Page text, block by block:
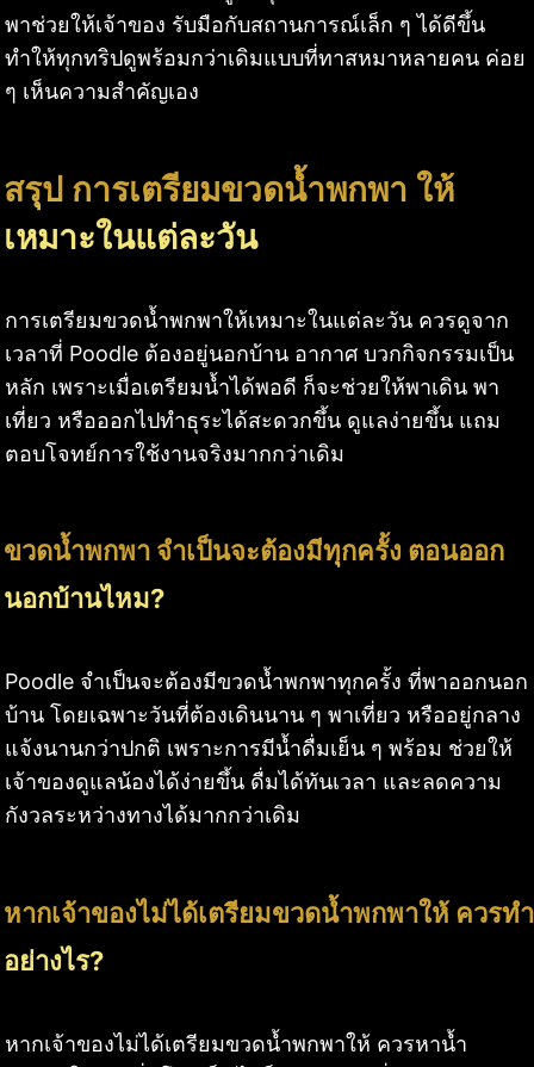
พาช่วยให้เจ้าของ รับมือกับสถานการณ์เล็ก ๆ ได้ดีขึ้น
ทำให้ทุกทริปดูพร้อมกว่าเดิมแบบที่ทาสหมาหลายคน ค่อย
ๆ เห็นความสำคัญเอง
สรุป การเตรียมขวดน้ำพกพา ให้
เหมาะในแต่ละวัน
การเตรียมขวดน้ำพกพาให้เหมาะในแต่ละวัน ควรดูจาก
เวลาที่ Poodle ต้องอยู่นอกบ้าน อากาศ บวกกิจกรรมเป็น
หลัก เพราะเมื่อเตรียมน้ำได้พอดี ก็จะช่วยให้พาเดิน พา
เที่ยว หรือออกไปทำธุระได้สะดวกขึ้น ดูแลง่ายขึ้น แถม
ตอบโจทย์การใช้งานจริงมากกว่าเดิม
ขวดน้ำพกพา จำเป็นจะต้องมีทุกครั้ง ตอนออก
นอกบ้านไหม?
Poodle จำเป็นจะต้องมีขวดน้ำพกพาทุกครั้ง ที่พาออกนอก
บ้าน โดยเฉพาะวันที่ต้องเดินนาน ๆ พาเที่ยว หรืออยู่กลาง
แจ้งนานกว่าปกติ เพราะการมีน้ำดื่มเย็น ๆ พร้อม ช่วยให้
เจ้าของดูแลน้องได้ง่ายขึ้น ดื่มได้ทันเวลา และลดความ
กังวลระหว่างทางได้มากกว่าเดิม
หากเจ้าของไม่ได้เตรียมขวดน้ำพกพาให้ ควรทำ
อย่างไร?
หากเจ้าของไม่ได้เตรียมขวดน้ำพกพาให้ ควรหาน้ำ